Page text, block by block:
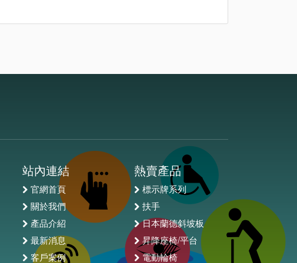
站內連結
官網首頁
關於我們
產品介紹
最新消息
客戶案例
熱賣產品
標示牌系列
扶手
日本蘭德斜坡板
昇降座椅/平台
電動輪椅